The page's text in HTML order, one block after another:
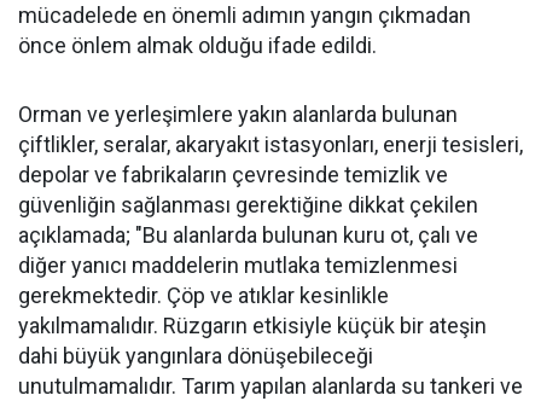
mücadelede en önemli adımın yangın çıkmadan
önce önlem almak olduğu ifade edildi.
Orman ve yerleşimlere yakın alanlarda bulunan
çiftlikler, seralar, akaryakıt istasyonları, enerji tesisleri,
depolar ve fabrikaların çevresinde temizlik ve
güvenliğin sağlanması gerektiğine dikkat çekilen
açıklamada; "Bu alanlarda bulunan kuru ot, çalı ve
diğer yanıcı maddelerin mutlaka temizlenmesi
gerekmektedir. Çöp ve atıklar kesinlikle
yakılmamalıdır. Rüzgarın etkisiyle küçük bir ateşin
dahi büyük yangınlara dönüşebileceği
unutulmamalıdır. Tarım yapılan alanlarda su tankeri ve